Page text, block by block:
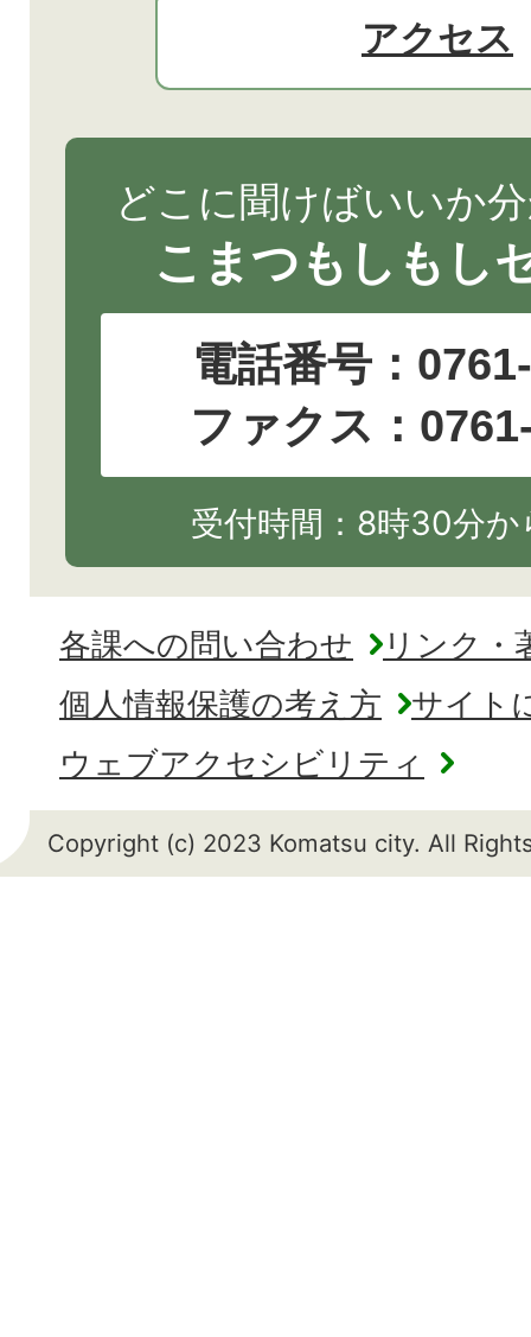
アクセス
どこに聞けばいいか
こまつもしもし
電話番号：
ファクス：
受付時間：8時30分
各課への問い合わせ
リンク・
個人情報保護の考え方
サイト
ウェブアクセシビリティ
Copyright (c) 2023 Komatsu city. All